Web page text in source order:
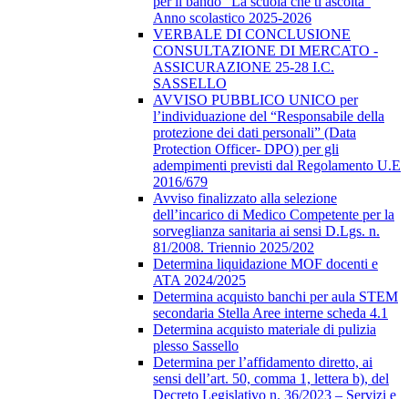
Anno scolastico 2025-2026
VERBALE DI CONCLUSIONE
CONSULTAZIONE DI MERCATO -
ASSICURAZIONE 25-28 I.C.
SASSELLO
AVVISO PUBBLICO UNICO per
l’individuazione del “Responsabile della
protezione dei dati personali” (Data
Protection Officer- DPO) per gli
adempimenti previsti dal Regolamento U.E
2016/679
Avviso finalizzato alla selezione
dell’incarico di Medico Competente per la
sorveglianza sanitaria ai sensi D.Lgs. n.
81/2008. Triennio 2025/202
Determina liquidazione MOF docenti e
ATA 2024/2025
Determina acquisto banchi per aula STEM
secondaria Stella Aree interne scheda 4.1
Determina acquisto materiale di pulizia
plesso Sassello
Determina per l’affidamento diretto, ai
sensi dell’art. 50, comma 1, lettera b), del
Decreto Legislativo n. 36/2023 – Servizi e